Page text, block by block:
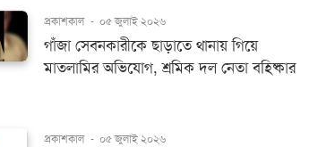
প্রকাশকাল - ০৫ জুলাই ২০২৬
গাঁজা সেবনকারীকে ছাড়াতে থানায় গিয়ে
মাতলামির অভিযোগ, শ্রমিক দল নেতা বহিষ্কার
প্রকাশকাল - ০৫ জুলাই ২০২৬